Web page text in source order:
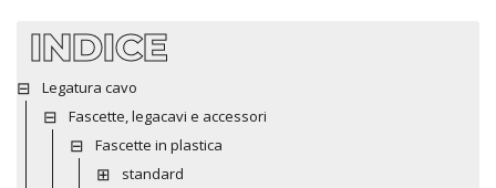
INDICE
Legatura cavo
Fascette, legacavi e accessori
Fascette in plastica
standard